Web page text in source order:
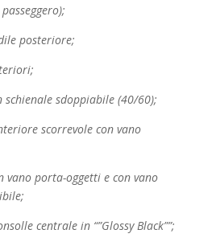
posteriore;
schienale sdoppiabile (40/60);
scorrevole con vano
vano porta-oggetti e con vano
centrale in “”Glossy Black””;